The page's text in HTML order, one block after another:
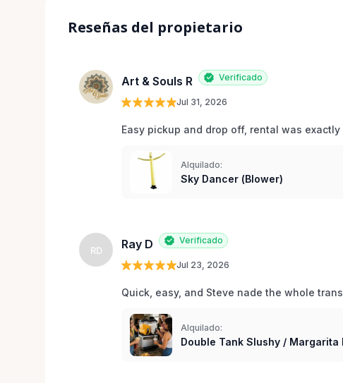
Reseñas del propietario
Art & Souls R Verificado
Jul 31, 2026
Easy pickup and drop off, rental was
Alquilado:
Sky Dancer (Blower)
RD Ray D Verificado
Jul 23, 2026
Quick, easy, and Steve nade the whole
Alquilado:
Double Tank Slushy / Margarita